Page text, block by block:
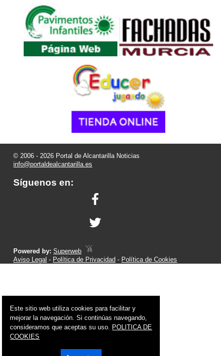
© 2006 - 2026 Portal de Alcantarilla Noticias
info@portaldealcantarilla.es
Síguenos en:
Powered by:Superweb
Aviso Legal - Política de Privacidad - Política de Cookies
Este sitio web utiliza cookies para facilitar y
mejorar la navegación. Si continúas navegando,
consideramos que aceptas su uso. POLITICA DE
COOKIES